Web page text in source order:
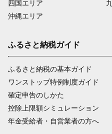
四国エリア
沖縄エリア
ふるさと納税ガイド
ふるさと納税の基本ガイド
ワンストップ特例制度ガイド
確定申告のしかた
控除上限額シミュレーション
年金受給者・自営業者の方へ